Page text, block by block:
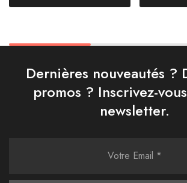
Dernières nouveautés ?
promos ? Inscrivez-
newsletter.